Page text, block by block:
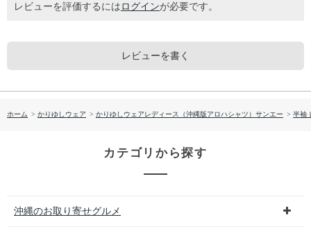
レビューを評価するには ログインが必要です。
レビューを書く
ホーム > かりゆしウェア > かりゆしウェアレディース（沖縄版アロハシャツ）サンエー > 半袖
カテゴリから探す
沖縄のお取り寄せグルメ